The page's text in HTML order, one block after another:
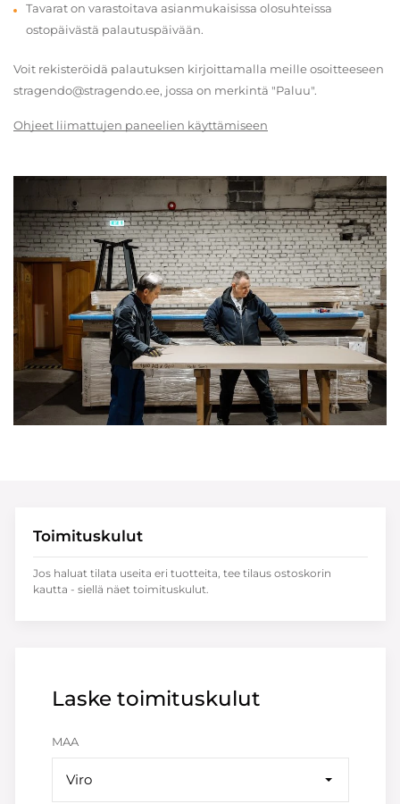
Tavarat on varastoitava asianmukaisissa olosuhteissa
ostopäivästä palautuspäivään.
Voit rekisteröidä palautuksen kirjoittamalla meille osoitteeseen
stragendo@stragendo.ee, jossa on merkintä "Paluu".
Ohjeet liimattujen paneelien käyttämiseen
Laske toimituskulut
MAA
Viro
Toimituskulut
Jos haluat tilata useita eri tuotteita, tee tilaus ostoskorin
kautta - siellä näet toimituskulut.